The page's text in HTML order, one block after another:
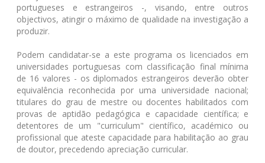
portugueses e estrangeiros -, visando, entre outros
objectivos, atingir o máximo de qualidade na investigação a
produzir.
Podem candidatar-se a este programa os licenciados em
universidades portuguesas com classificação final mínima
de 16 valores - os diplomados estrangeiros deverão obter
equivalência reconhecida por uma universidade nacional;
titulares do grau de mestre ou docentes habilitados com
provas de aptidão pedagógica e capacidade científica; e
detentores de um "curriculum" científico, académico ou
profissional que ateste capacidade para habilitação ao grau
de doutor, precedendo apreciação curricular.